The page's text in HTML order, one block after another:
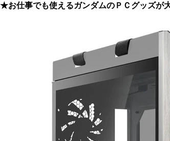
★お仕事でも使えるガンダムのＰＣグッズが